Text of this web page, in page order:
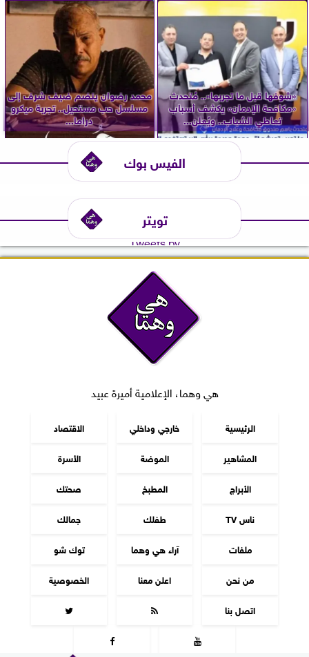
«شوفها قبل ما تجربها».. مُتحدث
«مكافحة الإدمان» يكشف أسباب
تعاطي الشباب.. ويُعلن...
محمد رضوان ينضم ضيف شرف إلى
مسلسل حب مستحيل.. تجربة ميكرو
دراما...
الفيس بوك
تويتر
Tweets by
هي وهما، الإعلامية أميرة عبيد
الرئيسية خارجي وداخلي
الاقتصاد
المشاهير
الموضة
الأسرة
الأبراج
المطبخ
صحتك
ناس TV
طفلك
جمالك
ملفات
آراء هي وهما
توك شو
من نحن
اعلن معنا
الخصوصية
اتصل بنا



